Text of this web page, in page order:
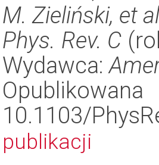
M. Zieliński, et
Phys. Rev. C
Wydawca:
Opublikowana
10.1103/
publikacji